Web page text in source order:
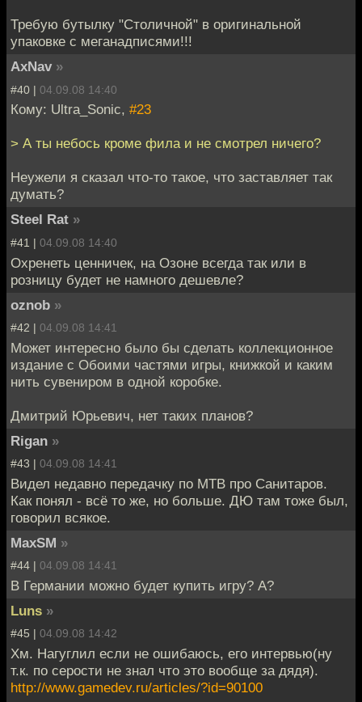
Требую бутылку "Столичной" в оригинальной
упаковке с меганадписями!!!
AxNav »
#40 | 04.09.08 14:40
Кому: Ultra_Sonic, #23
> А ты небось кроме фила и не смотрел ничего?
Неужели я сказал что-то такое, что заставляет так
думать?
Steel Rat »
#41 | 04.09.08 14:40
Охренеть ценничек, на Озоне всегда так или в
розницу будет не намного дешевле?
oznob »
#42 | 04.09.08 14:41
Может интересно было бы сделать коллекционное
издание с Обоими частями игры, книжкой и каким
нить сувениром в одной коробке.
Дмитрий Юрьевич, нет таких планов?
Rigan »
#43 | 04.09.08 14:41
Видел недавно передачку по МТВ про Санитаров.
Как понял - всё то же, но больше. ДЮ там тоже был,
говорил всякое.
MaxSM »
#44 | 04.09.08 14:41
В Германии можно будет купить игру? А?
Luns »
#45 | 04.09.08 14:42
Хм. Нагуглил если не ошибаюсь, его интервью(ну
т.к. по серости не знал что это вообще за дядя).
http://www.gamedev.ru/articles/?id=90100